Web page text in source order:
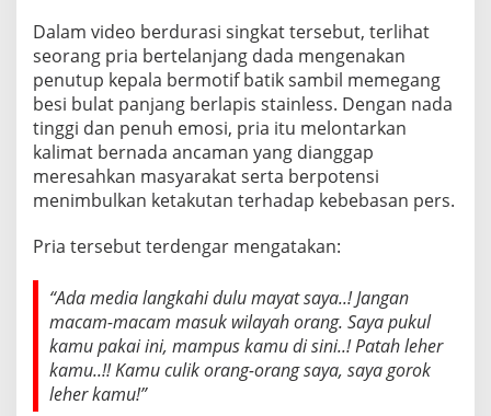
Dalam video berdurasi singkat tersebut, terlihat
seorang pria bertelanjang dada mengenakan
penutup kepala bermotif batik sambil memegang
besi bulat panjang berlapis stainless. Dengan nada
tinggi dan penuh emosi, pria itu melontarkan
kalimat bernada ancaman yang dianggap
meresahkan masyarakat serta berpotensi
menimbulkan ketakutan terhadap kebebasan pers.
Pria tersebut terdengar mengatakan:
“Ada media langkahi dulu mayat saya..! Jangan
macam-macam masuk wilayah orang. Saya pukul
kamu pakai ini, mampus kamu di sini..! Patah leher
kamu..!! Kamu culik orang-orang saya, saya gorok
leher kamu!”